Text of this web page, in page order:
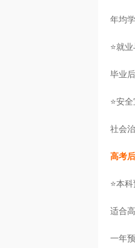
年均
⭐就
毕业
⭐安
社会
高考
⭐本
适合
一年